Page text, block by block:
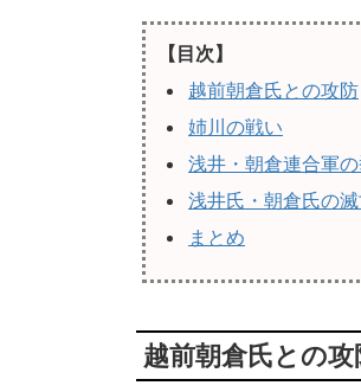
【目次】
越前朝倉氏との攻防
姉川の戦い
浅井・朝倉連合軍
浅井氏・朝倉氏の
まとめ
越前朝倉氏との攻